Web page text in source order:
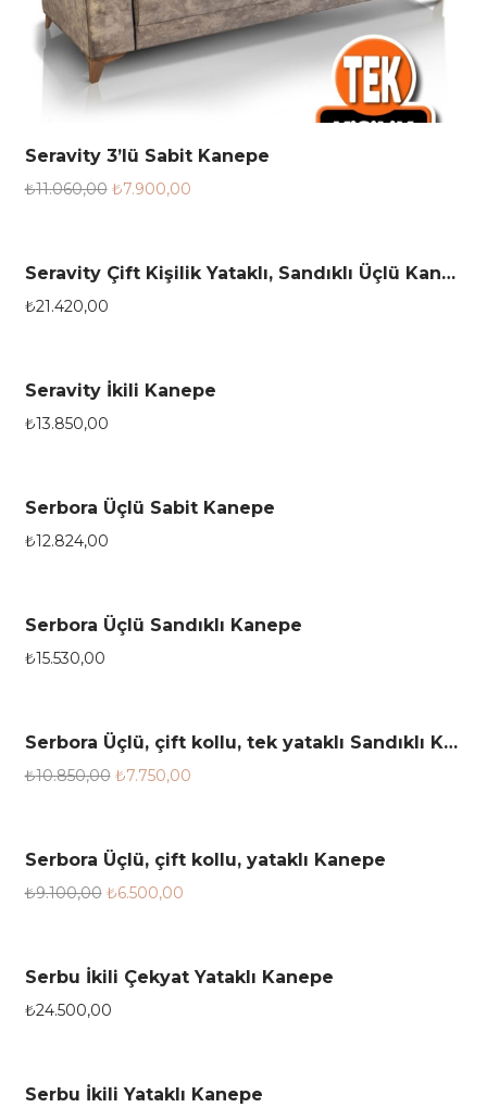
Seravity 3’lü Sabit Kanepe
₺11.060,00 ₺7.900,00
Seravity Çift Kişilik Yataklı, Sandıklı Üçlü Kanepe
₺21.420,00
Seravity İkili Kanepe
₺13.850,00
Serbora Üçlü Sabit Kanepe
₺12.824,00
Serbora Üçlü Sandıklı Kanepe
₺15.530,00
Serbora Üçlü, çift kollu, tek yataklı Sandıklı Kanepe
₺10.850,00 ₺7.750,00
Serbora Üçlü, çift kollu, yataklı Kanepe
₺9.100,00 ₺6.500,00
Serbu İkili Çekyat Yataklı Kanepe
₺24.500,00
Serbu İkili Yataklı Kanepe